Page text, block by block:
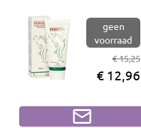
geen
voorraad
€ 15,25
€ 12,96